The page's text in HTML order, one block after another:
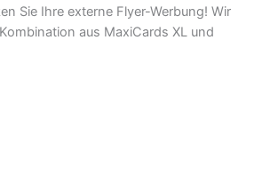
Sie Ihre externe Flyer-Werbung! Wir
aus MaxiCards XL und